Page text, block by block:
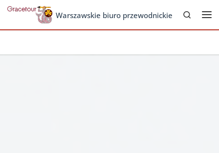
Skip to contentWarszawskie biuro przewodnickie
Search